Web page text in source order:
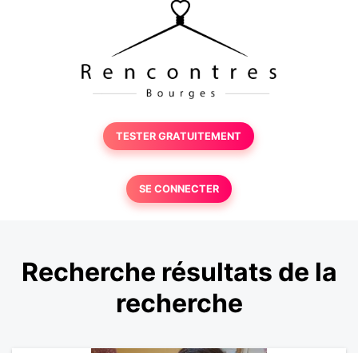
TESTER GRATUITEMENT
SE CONNECTER
Recherche résultats de la
recherche